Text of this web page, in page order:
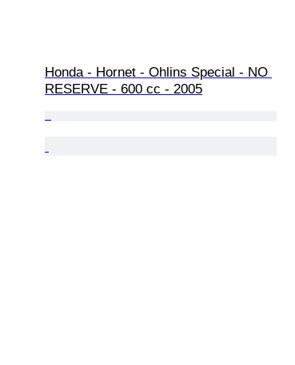
Honda - Hornet - Ohlins Special - NO
RESERVE - 600 cc - 2005